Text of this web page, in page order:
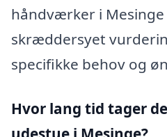
håndværker i
skræddersyet
specifikke behov og
Hvor lang tid tager